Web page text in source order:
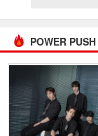
POWER PUSH